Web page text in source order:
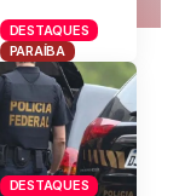
DESTAQUES
PARAÍBA
DESTAQUES